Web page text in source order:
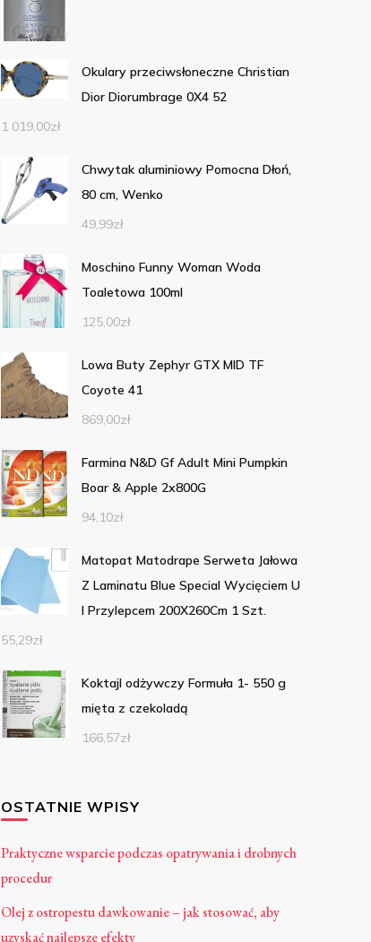
Okulary przeciwsłoneczne Christian
Dior Diorumbrage 0X4 52
1 019,00zł
Chwytak aluminiowy Pomocna Dłoń,
80 cm, Wenko
49,99zł
Moschino Funny Woman Woda
Toaletowa 100ml
125,00zł
Lowa Buty Zephyr GTX MID TF
Coyote 41
869,00zł
Farmina N&D Gf Adult Mini Pumpkin
Boar & Apple 2x800G
94,10zł
Matopat Matodrape Serweta Jałowa
Z Laminatu Blue Special Wycięciem U
I Przylepcem 200X260Cm 1 Szt.
55,29zł
Koktajl odżywczy Formuła 1- 550 g
mięta z czekoladą
166,57zł
OSTATNIE WPISY
Praktyczne wsparcie podczas opatrywania i drobnych
procedur
Olej z ostropestu dawkowanie – jak stosować, aby
uzyskać najlepsze efekty